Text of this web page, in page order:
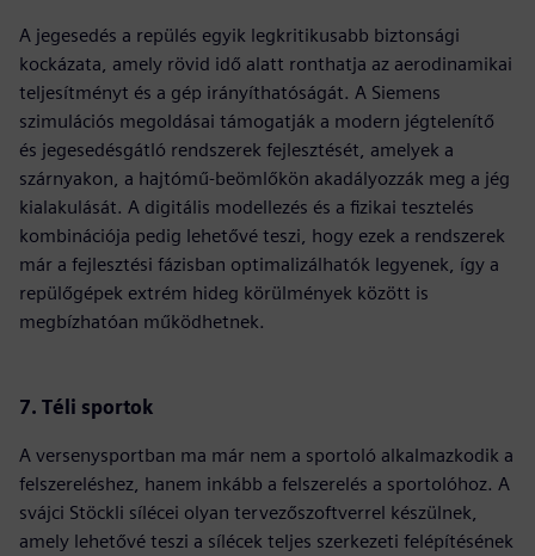
A jegesedés a repülés egyik legkritikusabb biztonsági
kockázata, amely rövid idő alatt ronthatja az aerodinamikai
teljesítményt és a gép irányíthatóságát. A Siemens
szimulációs megoldásai támogatják a modern jégtelenítő
és jegesedésgátló rendszerek fejlesztését, amelyek a
szárnyakon, a hajtómű-beömlőkön akadályozzák meg a jég
kialakulását. A digitális modellezés és a fizikai tesztelés
kombinációja pedig lehetővé teszi, hogy ezek a rendszerek
már a fejlesztési fázisban optimalizálhatók legyenek, így a
repülőgépek extrém hideg körülmények között is
megbízhatóan működhetnek.
7. Téli sportok
A versenysportban ma már nem a sportoló alkalmazkodik a
felszereléshez, hanem inkább a felszerelés a sportolóhoz. A
svájci Stöckli sílécei olyan tervezőszoftverrel készülnek,
amely lehetővé teszi a sílécek teljes szerkezeti felépítésének